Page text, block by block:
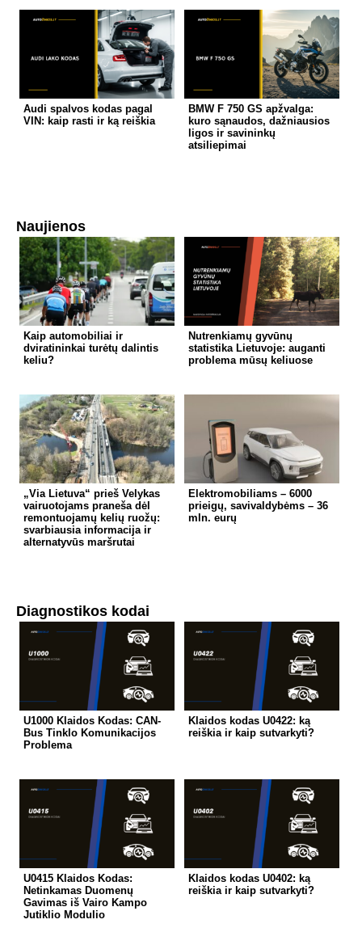
Audi spalvos kodas pagal
VIN: kaip rasti ir ką reiškia
BMW F 750 GS apžvalga:
kuro sąnaudos, dažniausios
ligos ir savininkų
atsiliepimai
Naujienos
Kaip automobiliai ir
dviratininkai turėtų dalintis
keliu?
Nutrenkiamų gyvūnų
statistika Lietuvoje: auganti
problema mūsų keliuose
„Via Lietuva“ prieš Velykas
vairuotojams praneša dėl
remontuojamų kelių ruožų:
svarbiausia informacija ir
alternatyvūs maršrutai
Elektromobiliams – 6000
prieigų, savivaldybėms – 36
mln. eurų
Diagnostikos kodai
U1000 Klaidos Kodas: CAN-
Bus Tinklo Komunikacijos
Problema
Klaidos kodas U0422: ką
reiškia ir kaip sutvarkyti?
U0415 Klaidos Kodas:
Netinkamas Duomenų
Gavimas iš Vairo Kampo
Jutiklio Modulio
Klaidos kodas U0402: ką
reiškia ir kaip sutvarkyti?